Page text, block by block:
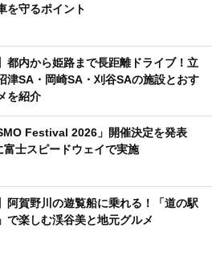
を守るポイント
都内から姫路まで長距離ドライブ！立
津SA・岡崎SA・刈谷SAの施設とおす
を紹介
Festival 2026」開催決定を発表
富士スピードウェイで実施
阿賀野川の遊覧船に乗れる！「道の駅
で楽しむ渓谷美と地元グルメ